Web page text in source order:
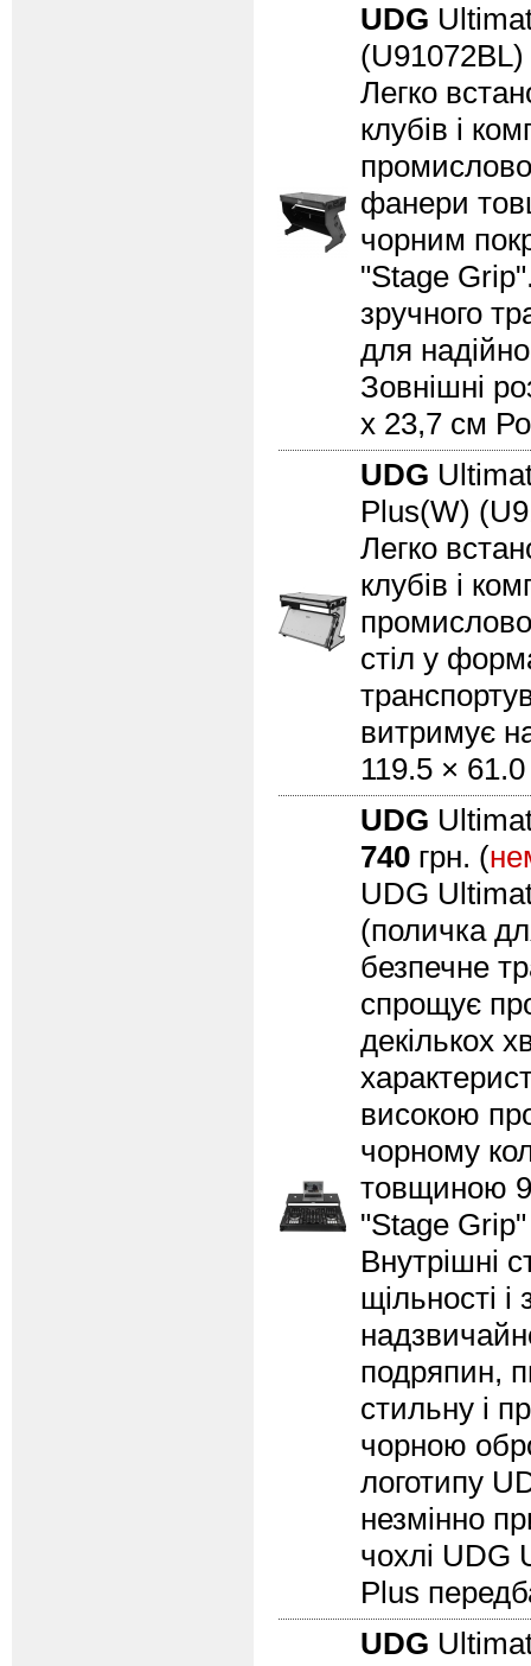
UDG
(U91072BL)
Легко
клубів і
промислово
фанери
чорним
"Stage
зручного
для
Зовнішні
x 23,7 см
UDG
Plus(W)
Легко
клубів і
стіл у
витримує
119.5 ×
UDG
740 грн. (
UDG
(поличка
безпечне
спрощує
декількох
високою
чорному
товщиною
"Stage
Внутрішні
щільності
подряпин,
стильну і
чорною
логотипу
незмінно
чохлі UDG
Plus
UDG